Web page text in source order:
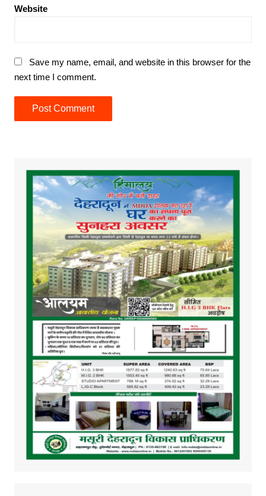
Website
Save my name, email, and website in this browser for the
next time I comment.